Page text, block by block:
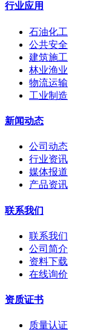
行业应用
石油化工
公共安全
建筑施工
林业渔业
物流运输
工业制造
新闻动态
公司动态
行业资讯
媒体报道
产品资讯
联系我们
联系我们
公司简介
资料下载
在线询价
资质证书
质量认证